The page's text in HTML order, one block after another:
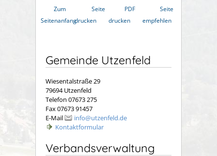
Zum
Seitenanfang
Seite
drucken
PDF
drucken
Seite
empfehlen
Gemeinde Utzenfeld
Wiesentalstraße 29
79694 Utzenfeld
Telefon 07673 275
Fax 07673 91457
E-Mail
info@utzenfeld.de
Kontaktformular
Verbandsverwaltung